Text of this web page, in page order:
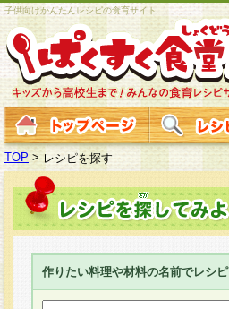
子供向けかんたんレシピの食育サイト
TOP > レシピを探す
作りたい料理や材料の名前でレシ